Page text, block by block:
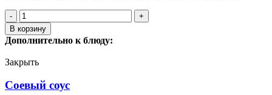
Количество
товара
Сет
"Мега
В корзину
Дополнительно к блюду:
Закрыть
Соевый соус